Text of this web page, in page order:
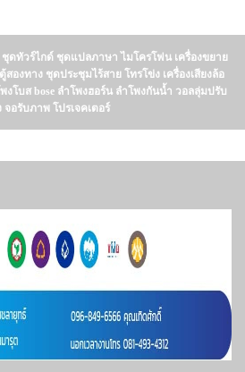
ชุดทัวร์ไกด์ ชุดแปลภาษา ไมโครโฟน เครื่องขยาย
องทาง ชุดประชุมไร้สาย โทรโข่ง เครื่องเสียงล้อ
งโบส bose ลำโพงฮอร์น ลำโพงกันน้ำ วอลลุ่มปรับ
จอรับภาพ โปรเจคเตอร์